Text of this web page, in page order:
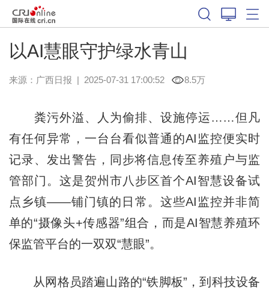
以AI慧眼守护绿水青山
来源： 广西日报 | 2025-07-31 17:00:52 8.5万
粪污外溢、人为偷排、设施停运……但凡
有任何异常，一台台看似普通的AI监控便实时
记录、发出警告，同步将信息传至养殖户与监
管部门。这是贺州市八步区首个AI智慧设备试
点乡镇——铺门镇的日常。这些AI监控并非简
单的“摄像头+传感器”组合，而是AI智慧养殖环
保监管平台的一双双“慧眼”。
从网格员踏遍山路的“铁脚板”，到科技设备